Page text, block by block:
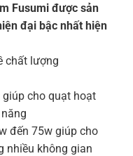
Fusumi được sản
đại bậc nhất hiện
chất lượng
giúp cho quạt hoạt
đến 75w giúp cho
nhiều không gian